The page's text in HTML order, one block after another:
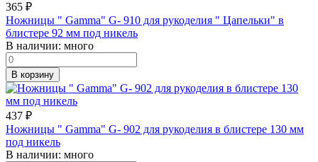
365 ₽
Ножницы " Gamma" G- 910 для рукоделия " Цапельки" в
блистере 92 мм под никель
В наличии: много
В корзину
437 ₽
Ножницы " Gamma" G- 902 для рукоделия в блистере 130 мм
под никель
В наличии: много